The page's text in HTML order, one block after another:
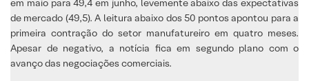
em maio para 49,4 em junho, levemente abaixo das expectativas
de mercado (49,5). A leitura abaixo dos 50 pontos apontou para a
primeira contração do setor manufatureiro em quatro meses.
Apesar de negativo, a notícia fica em segundo plano com o
avanço das negociações comerciais.